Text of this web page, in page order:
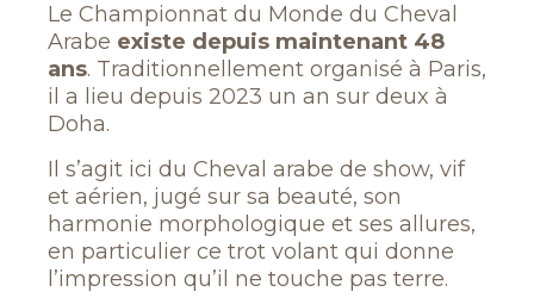
Le Championnat du Monde du Cheval
Arabe existe depuis maintenant 48
ans. Traditionnellement organisé à Paris,
il a lieu depuis 2023 un an sur deux à
Doha.
Il s’agit ici du Cheval arabe de show, vif
et aérien, jugé sur sa beauté, son
harmonie morphologique et ses allures,
en particulier ce trot volant qui donne
l’impression qu’il ne touche pas terre.